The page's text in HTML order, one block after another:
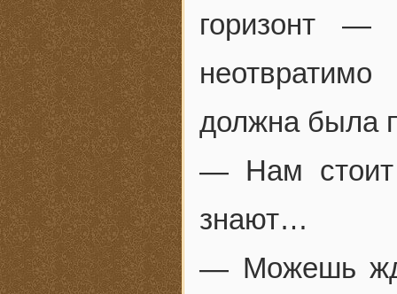
горизонт
должна была
— Нам стоит
знают…
— Можешь